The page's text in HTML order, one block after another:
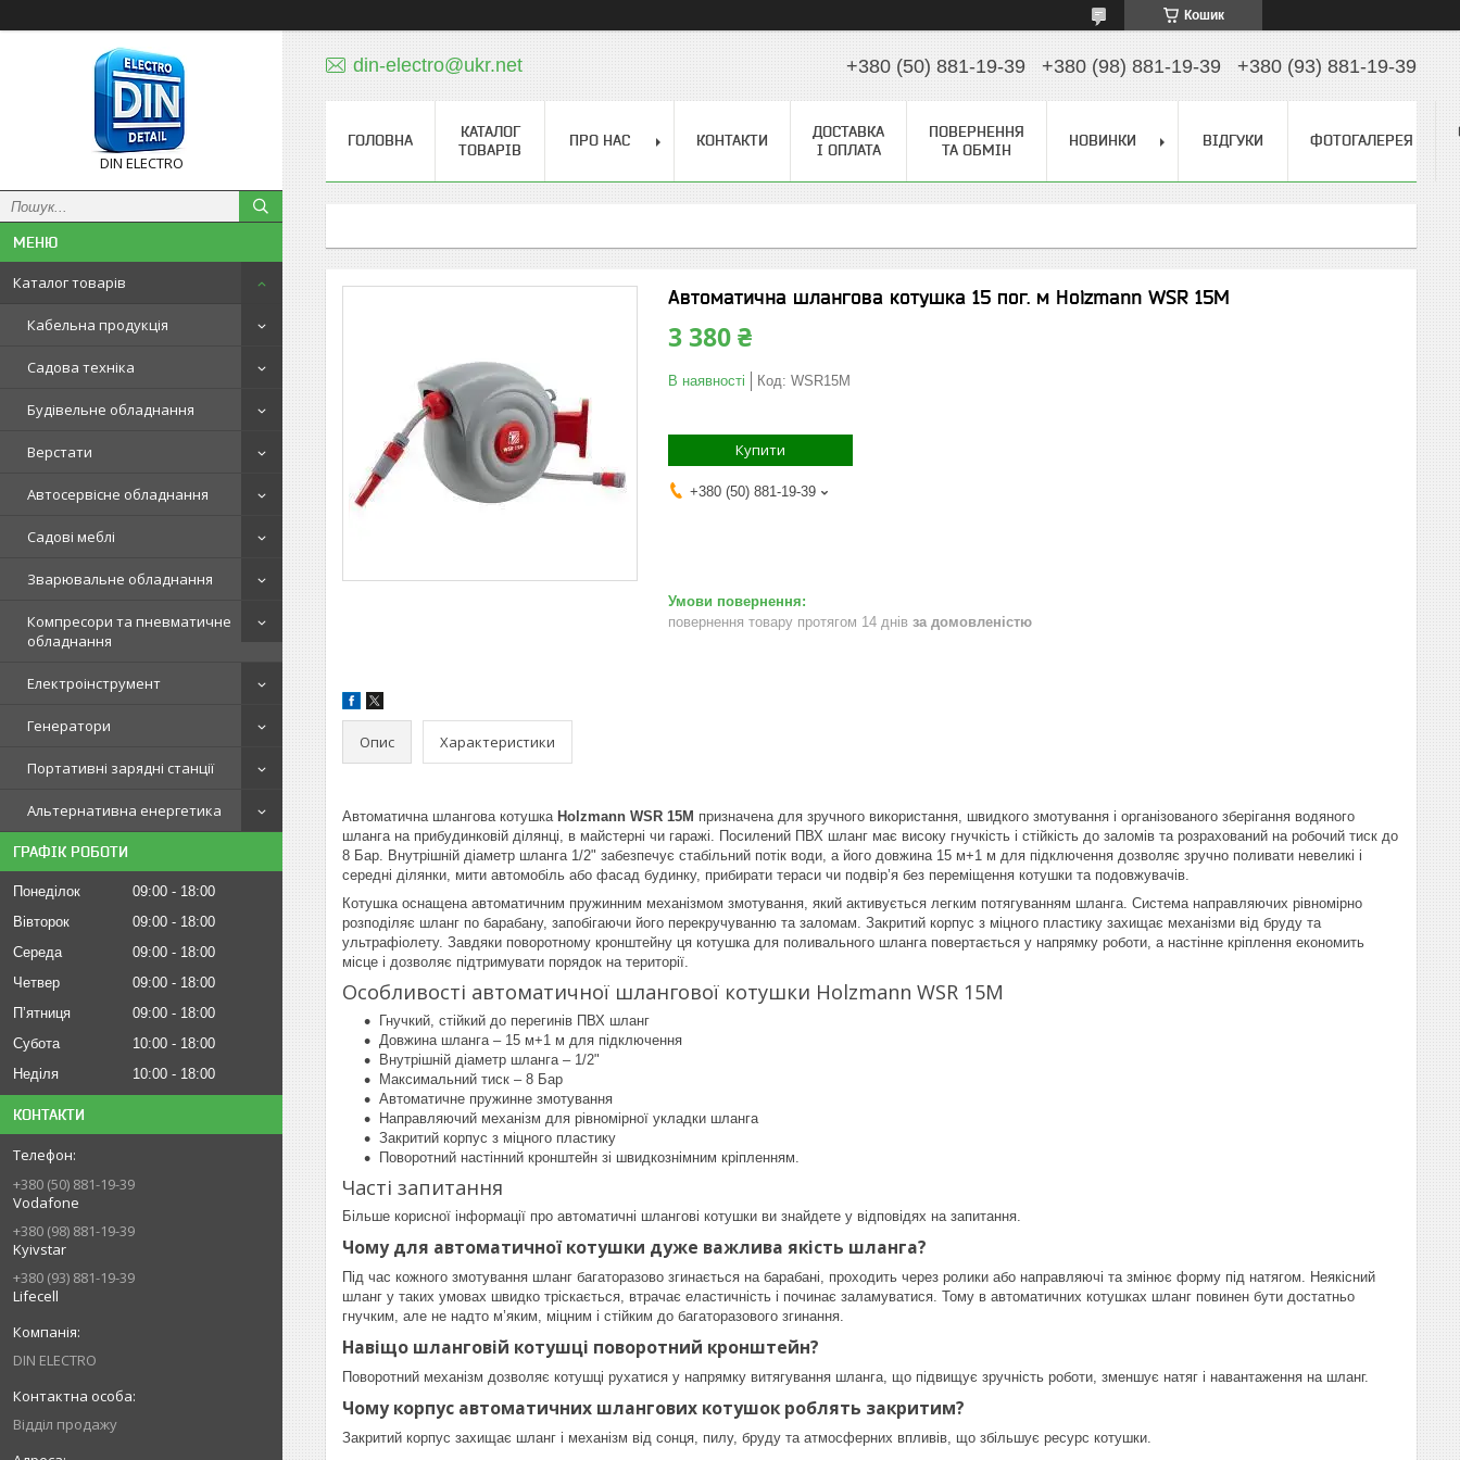
Кошик
DIN ELECTRO
Каталог товарів
Кабельна продукція
Садова техніка
Будівельне обладнання
Верстати
Автосервісне обладнання
Садові меблі
Зварювальне обладнання
Компресори та пневматичне
обладнання
Електроінструмент
Генератори
Портативні зарядні станції
Альтернативна енергетика
ГРАФІК РОБОТИ
Понеділок 09:00
18:00
Вівторок
09:00
18:00
Середа
09:00
18:00
Четвер
09:00
18:00
Пʼятниця
09:00
18:00
Субота
10:00
18:00
Неділя
10:00 18:00
КОНТАКТИ
+380 (50) 881-19-39
Vodafone
+380 (98) 881-19-39
Kyivstar
+380 (93) 881-19-39
Lifecell
DIN ELECTRO
Відділ продажу
din-electro@ukr.net +380 (50) 881-19-39 +380 (98) 881-19-39 +380 (93) 881-19-39
ГОЛОВНА
КАТАЛОГ
ТОВАРІВ
ПРО НАС КОНТАКТИ
ДОСТАВКА
І ОПЛАТА
ПОВЕРНЕННЯ
ТА ОБМІН
НОВИНКИ ВІДГУКИ ФОТОГАЛЕРЕЯ
Автоматична шлангова котушка 15 пог. м Holzmann WSR 15M
3 380 ₴
В наявності Код: WSR15M
Купити
+380 (50) 881-19-39
повернення товару протягом 14 днів за домовленістю
Опис Характеристики
Автоматична шлангова котушка Holzmann WSR 15M призначена для зручного використання, швидкого змотування і організованого зберігання водяного
шланга на прибудинковій ділянці, в майстерні чи гаражі. Посилений ПВХ шланг має високу гнучкість і стійкість до заломів та розрахований на робочий тиск до
8 Бар. Внутрішній діаметр шланга 1/2" забезпечує стабільний потік води, а його довжина 15 м+1 м для підключення дозволяє зручно поливати невеликі і
середні ділянки, мити автомобіль або фасад будинку, прибирати тераси чи подвір’я без переміщення котушки та подовжувачів.
Котушка оснащена автоматичним пружинним механізмом змотування, який активується легким потягуванням шланга. Система направляючих рівномірно
розподіляє шланг по барабану, запобігаючи його перекручуванню та заломам. Закритий корпус з міцного пластику захищає механізми від бруду та
ультрафіолету. Завдяки поворотному кронштейну ця котушка для поливального шланга повертається у напрямку роботи, а настінне кріплення економить
місце і дозволяє підтримувати порядок на території.
Особливості автоматичної шлангової котушки Holzmann WSR 15M
Гнучкий, стійкий до перегинів ПВХ шланг
Довжина шланга – 15 м+1 м для підключення
Внутрішній діаметр шланга – 1/2"
Максимальний тиск – 8 Бар
Автоматичне пружинне змотування
Направляючий механізм для рівномірної укладки шланга
Закритий корпус з міцного пластику
Поворотний настінний кронштейн зі швидкознімним кріпленням.
Часті запитання
Більше корисної інформації про автоматичні шлангові котушки ви знайдете у відповідях на запитання.
Чому для автоматичної котушки дуже важлива якість шланга?
Під час кожного змотування шланг багаторазово згинається на барабані, проходить через ролики або направляючі та змінює форму під натягом. Неякісний
шланг у таких умовах швидко тріскається, втрачає еластичність і починає заламуватися. Тому в автоматичних котушках шланг повинен бути достатньо
гнучким, але не надто м’яким, міцним і стійким до багаторазового згинання.
Навіщо шланговій котушці поворотний кронштейн?
Поворотний механізм дозволяє котушці рухатися у напрямку витягування шланга, що підвищує зручність роботи, зменшує натяг і навантаження на шланг.
Чому корпус автоматичних шлангових котушок роблять закритим?
Закритий корпус захищає шланг і механізм від сонця, пилу, бруду та атмосферних впливів, що збільшує ресурс котушки.